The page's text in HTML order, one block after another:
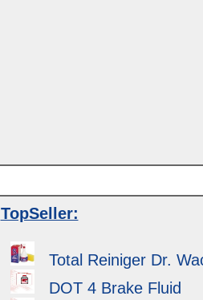
TopSeller:
Total Reiniger Dr.
DOT 4 Brake Fluid